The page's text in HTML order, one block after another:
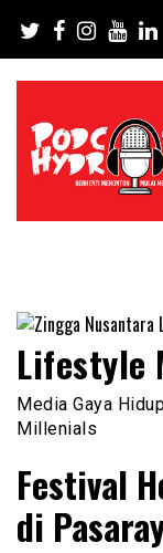
content
Lifestyle
Media Gaya
Millenials
Festival
di